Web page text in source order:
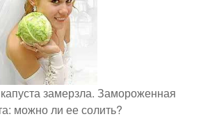
замерзла. Замороженная
можно ли ее солить?